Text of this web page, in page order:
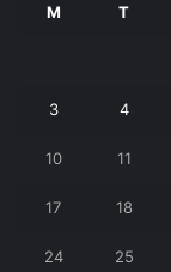
M T
3 4
10 11
17 18
24 25